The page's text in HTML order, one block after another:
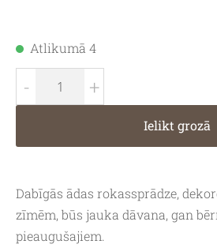
Atlikumā 4
- +
Ielikt grozā
Dabīgās ādas rokassprādze,
zīmēm, būs jauka dāvana, gan
pieaugušajiem.